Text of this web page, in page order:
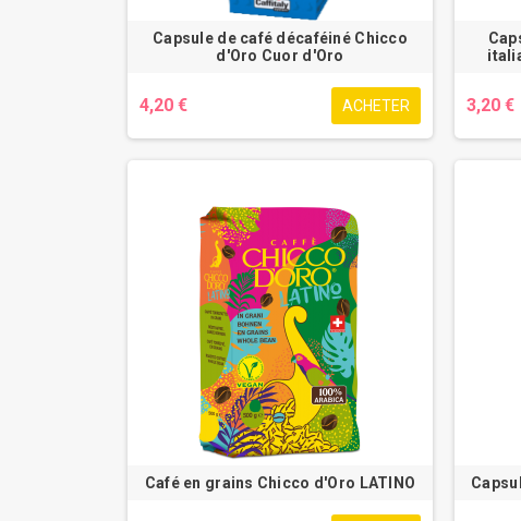
Capsule de café décaféiné Chicco
d'Oro Cuor d'Oro
4,20 € ACHETER 3,20 €
Café en grains Chicco d'Oro LATINO